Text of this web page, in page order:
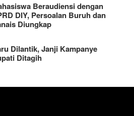
Beraudiensi dengan
DIY, Persoalan Buruh dan
Diungkap
Dilantik, Janji Kampanye
Ditagih